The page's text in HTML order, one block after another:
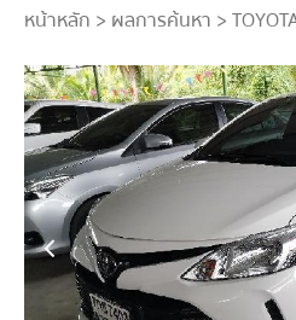
หน้าหลัก > ผลการค้นหา >